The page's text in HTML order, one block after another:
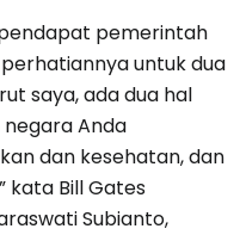
pemerintah
untuk dua
saya, ada dua hal
Anda
dan kesehatan, dan
kata Bill Gates
Subianto,